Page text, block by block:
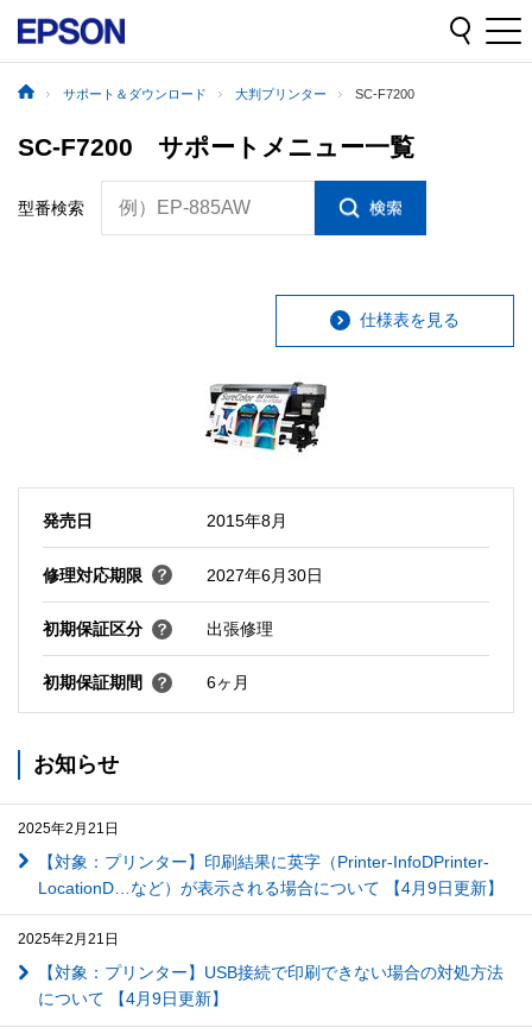
サポート＆ダウンロード 大判プリンター SC-F7200
SC-F7200 サポートメニュー一覧
型番検索 例）EP-885AW
仕様表を見る
発売日 2015年8月
修理対応期限 2027年6月30日
初期保証区分 出張修理
初期保証期間 6ヶ月
お知らせ
2025年2月21日
【対象：プリンター】印刷結果に英字（Printer-InfoDPrinter-
LocationD…など）が表示される場合について 【4月9日更新】
2025年2月21日
【対象：プリンター】USB接続で印刷できない場合の対処方法
について 【4月9日更新】